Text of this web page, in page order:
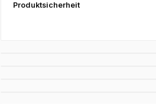
Produktsicherheit